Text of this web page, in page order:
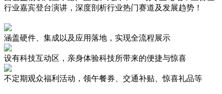
行业嘉宾登台演讲，深度剖析行业热门赛道及发展趋势！
涵盖硬件、集成以及应用落地，实现全流程展示
设有科技互动区 ，亲身体验科技所带来的便捷与惊喜
不定期观众福利活动 ，领午餐券、交通补贴、惊喜礼品等